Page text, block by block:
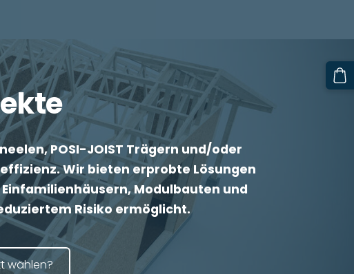
POSI-JOIST Trägern und/oder
Wir bieten erprobte Lösungen
Modulbauten und
Risiko ermöglicht.
wählen?​